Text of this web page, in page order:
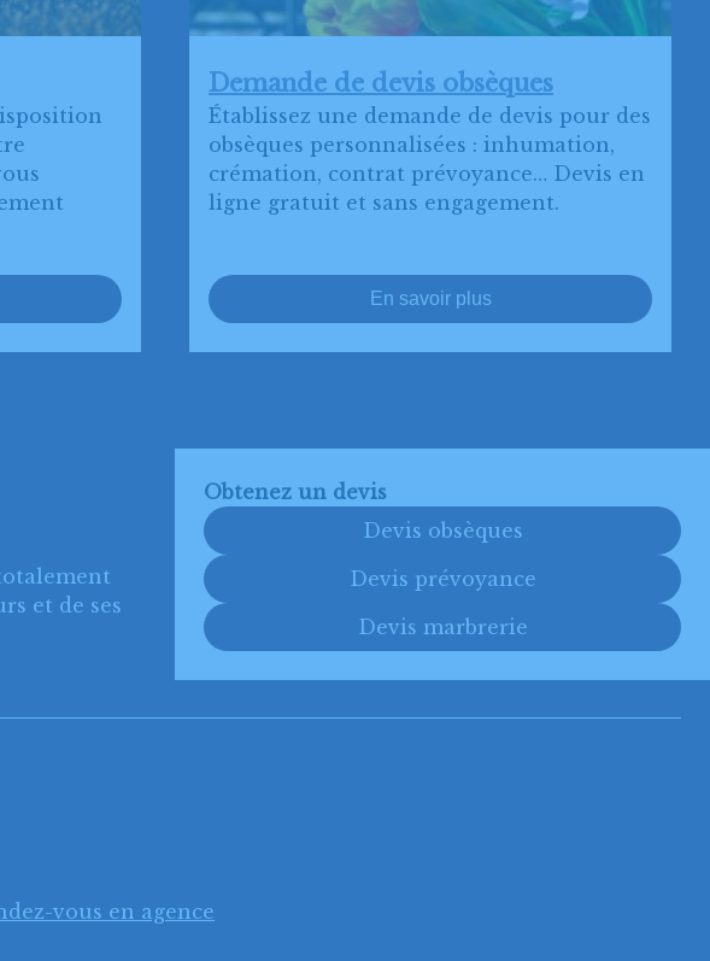
Demande de devis obsèques
Établissez une demande de devis pour des
obsèques personnalisées : inhumation,
crémation, contrat prévoyance… Devis en
ligne gratuit et sans engagement.
En savoir plus
et de ses
Obtenez un devis
Devis obsèques
Devis prévoyance
Devis marbrerie
vous en agence